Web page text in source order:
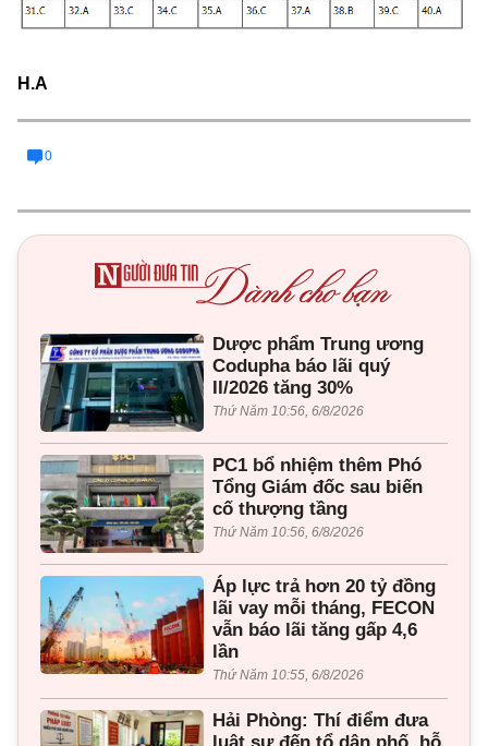
H.A
0
Dược phẩm Trung ương
Codupha báo lãi quý
II/2026 tăng 30%
Thứ Năm 10:56, 6/8/2026
PC1 bổ nhiệm thêm Phó
Tổng Giám đốc sau biến
cố thượng tầng
Thứ Năm 10:56, 6/8/2026
Áp lực trả hơn 20 tỷ đồng
lãi vay mỗi tháng, FECON
vẫn báo lãi tăng gấp 4,6
lần
Thứ Năm 10:55, 6/8/2026
Hải Phòng: Thí điểm đưa